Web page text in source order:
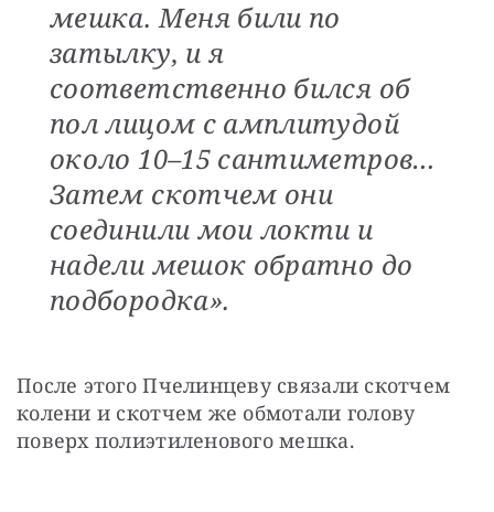
мешка. Меня били по
затылку, и я
соответственно бился об
пол лицом с амплитудой
около 10–15 сантиметров…
Затем скотчем они
соединили мои локти и
надели мешок обратно до
подбородка».
После этого Пчелинцеву связали скотчем
колени и скотчем же обмотали голову
поверх полиэтиленового мешка.